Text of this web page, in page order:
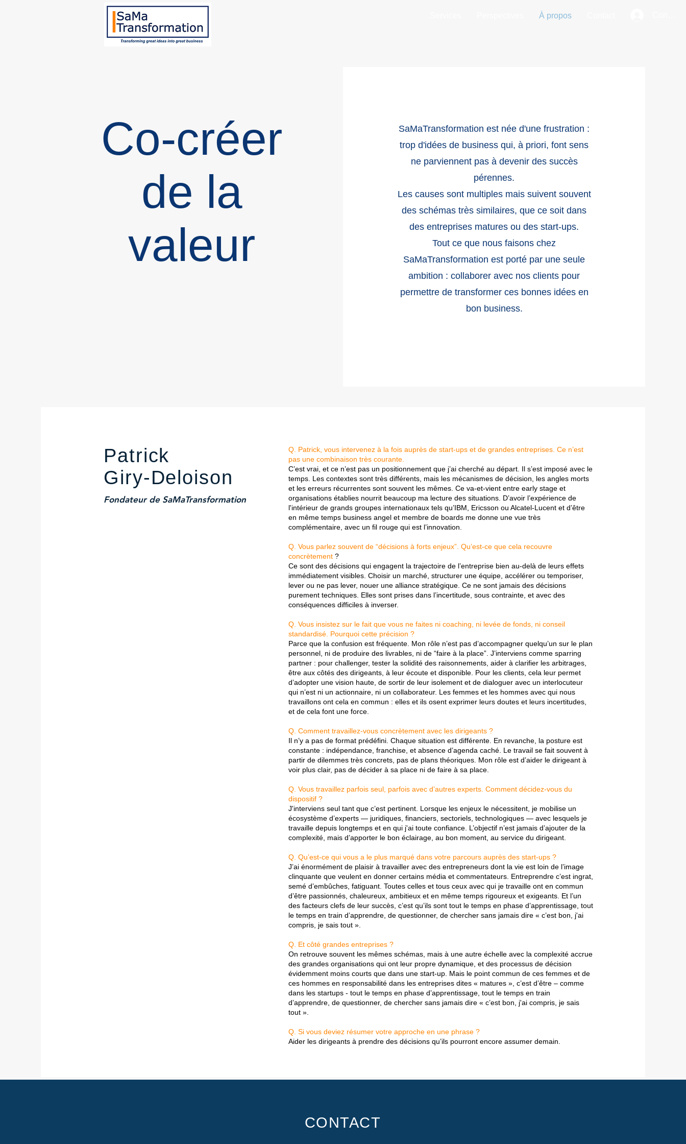
À propos
Co-créer
de la
valeur
SaMaTransformation est née d'une frustration :
trop d'idées de business qui, à priori, font sens
ne parviennent pas à devenir des succès
pérennes.
Les causes sont multiples mais suivent souvent
des schémas très similaires, que ce soit dans
des entreprises matures ou des start-ups.
Tout ce que nous faisons chez
SaMaTransformation est porté par une seule
ambition : collaborer avec nos clients pour
permettre de transformer ces bonnes idées en
bon business.
Patrick
Giry-Deloison
Fondateur de SaMaTransformation
Q. Patrick, vous intervenez à la fois auprès de start-ups et de grandes entreprises. Ce n’est
pas une combinaison très courante.
C’est vrai, et ce n’est pas un positionnement que j’ai cherché au départ. Il s’est imposé avec le
temps. Les contextes sont très différents, mais les mécanismes de décision, les angles morts
et les erreurs récurrentes sont souvent les mêmes. Ce va-et-vient entre early stage et
organisations établies nourrit beaucoup ma lecture des situations. D’avoir l’expérience de
l'intérieur de grands groupes internationaux tels qu’IBM, Ericsson ou Alcatel-Lucent et d’être
en même temps business angel et membre de boards me donne une vue très
complémentaire, avec un fil rouge qui est l’innovation.
Q. Vous parlez souvent de “décisions à forts enjeux”. Qu’est-ce que cela recouvre
concrètement ?
Ce sont des décisions qui engagent la trajectoire de l’entreprise bien au-delà de leurs effets
immédiatement visibles. Choisir un marché, structurer une équipe, accélérer ou temporiser,
lever ou ne pas lever, nouer une alliance stratégique. Ce ne sont jamais des décisions
purement techniques. Elles sont prises dans l’incertitude, sous contrainte, et avec des
conséquences difficiles à inverser.
Q. Vous insistez sur le fait que vous ne faites ni coaching, ni levée de fonds, ni conseil
standardisé. Pourquoi cette précision ?
Parce que la confusion est fréquente. Mon rôle n’est pas d’accompagner quelqu’un sur le plan
personnel, ni de produire des livrables, ni de “faire à la place”. J’interviens comme sparring
partner : pour challenger, tester la solidité des raisonnements, aider à clarifier les arbitrages,
être aux côtés des dirigeants, à leur écoute et disponible. Pour les clients, cela leur permet
d’adopter une vision haute, de sortir de leur isolement et de dialoguer avec un interlocuteur
qui n’est ni un actionnaire, ni un collaborateur. Les femmes et les hommes avec qui nous
travaillons ont cela en commun : elles et ils osent exprimer leurs doutes et leurs incertitudes,
et de cela font une force.
Q. Comment travaillez-vous concrètement avec les dirigeants ?
Il n’y a pas de format prédéfini. Chaque situation est différente. En revanche, la posture est
constante : indépendance, franchise, et absence d’agenda caché. Le travail se fait souvent à
partir de dilemmes très concrets, pas de plans théoriques. Mon rôle est d’aider le dirigeant à
voir plus clair, pas de décider à sa place ni de faire à sa place.
Q. Vous travaillez parfois seul, parfois avec d’autres experts. Comment décidez-vous du
dispositif ?
J'interviens seul tant que c’est pertinent. Lorsque les enjeux le nécessitent, je mobilise un
écosystème d’experts — juridiques, financiers, sectoriels, technologiques — avec lesquels je
travaille depuis longtemps et en qui j'ai toute confiance. L’objectif n’est jamais d’ajouter de la
complexité, mais d’apporter le bon éclairage, au bon moment, au service du dirigeant.
Q. Qu’est-ce qui vous a le plus marqué dans votre parcours auprès des start-ups ?
J’ai énormément de plaisir à travailler avec des entrepreneurs dont la vie est loin de l’image
clinquante que veulent en donner certains média et commentateurs. Entreprendre c’est ingrat,
semé d’embûches, fatiguant. Toutes celles et tous ceux avec qui je travaille ont en commun
d’être passionnés, chaleureux, ambitieux et en même temps rigoureux et exigeants. Et l’un
des facteurs clefs de leur succès, c’est qu’ils sont tout le temps en phase d’apprentissage, tout
le temps en train d’apprendre, de questionner, de chercher sans jamais dire « c’est bon, j'ai
compris, je sais tout ».
Q. Et côté grandes entreprises ?
On retrouve souvent les mêmes schémas, mais à une autre échelle avec la complexité accrue
des grandes organisations qui ont leur propre dynamique, et des processus de décision
évidemment moins courts que dans une start-up. Mais le point commun de ces femmes et de
ces hommes en responsabilité dans les entreprises dites « matures », c’est d’être – comme
dans les startups - tout le temps en phase d’apprentissage, tout le temps en train
d’apprendre, de questionner, de chercher sans jamais dire « c’est bon, j'ai compris, je sais
tout ».
Q. Si vous deviez résumer votre approche en une phrase ?
Aider les dirigeants à prendre des décisions qu’ils pourront encore assumer demain.
CONTACT